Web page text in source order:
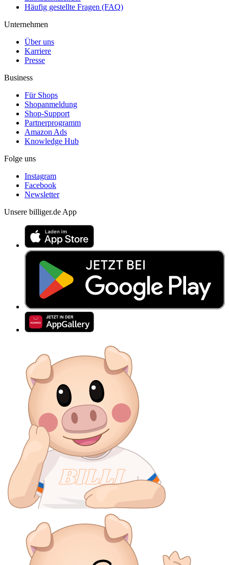
Häufig gestellte Fragen (FAQ)
Unternehmen
Über uns
Karriere
Presse
Business
Für Shops
Shopanmeldung
Shop-Support
Partnerprogramm
Amazon Ads
Knowledge Hub
Folge uns
Instagram
Facebook
Newsletter
Unsere billiger.de App